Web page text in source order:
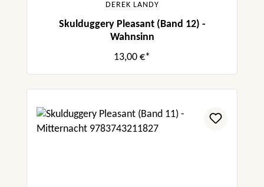
DEREK LANDY
Skulduggery Pleasant (Band 12) -
Wahnsinn
13,00 €*